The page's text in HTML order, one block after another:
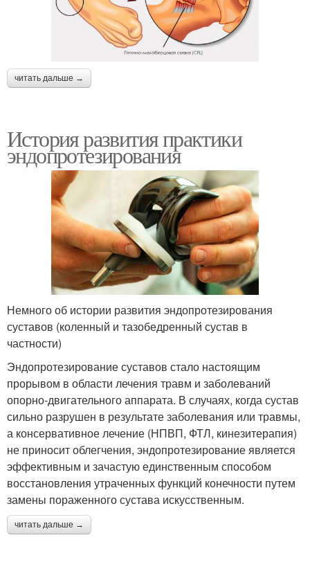
читать дальше →
История развития практики
эндопротезирования
Немного об истории развития эндопротезирования
суставов (коленный и тазобедренный сустав в
частности)
Эндопротезирование суставов стало настоящим
прорывом в области лечения травм и заболеваний
опорно-двигательного аппарата. В случаях, когда сустав
сильно разрушен в результате заболевания или травмы,
а консервативное лечение (НПВП, ФТЛ, кинезитерапия)
не приносит облегчения, эндопротезирование является
эффективным и зачастую единственным способом
восстановления утраченных функций конечности путем
замены пораженного сустава искусственным.
читать дальше →